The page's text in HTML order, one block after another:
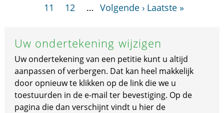
11
12 … Volgende › Laatste »
Uw ondertekening wijzigen
Uw ondertekening van een petitie kunt u altijd
aanpassen of verbergen. Dat kan heel makkelijk
door opnieuw te klikken op de link die we u
toestuurden in de e-mail ter bevestiging. Op de
pagina die dan verschijnt vindt u hier de